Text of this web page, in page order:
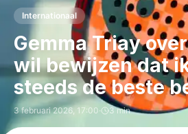
Internationaal
Gemma Triay
wil bewijzen dat
steeds de beste
3 februari 2026, 17:00· 3 min